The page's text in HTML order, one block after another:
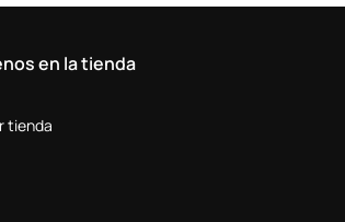
en la tienda
tienda